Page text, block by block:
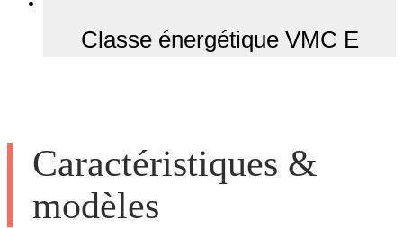
Classe énergétique VMC E
Caractéristiques &
modèles